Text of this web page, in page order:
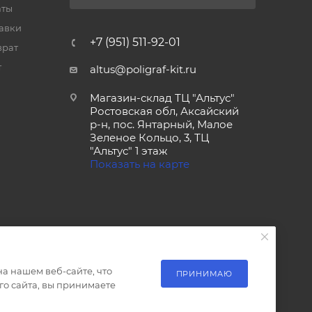
+7 (951) 511-92-01
altus@poligraf-kit.ru
Магазин-склад ТЦ "Альтус"
Ростовская обл, Аксайский
р-н, пос. Янтарный, Малое
Зеленое Кольцо, 3, ТЦ
"Альтус" 1 этаж
Показать на карте
нашем веб-сайте, что
сайта, вы принимаете
ПРИНИМАЮ